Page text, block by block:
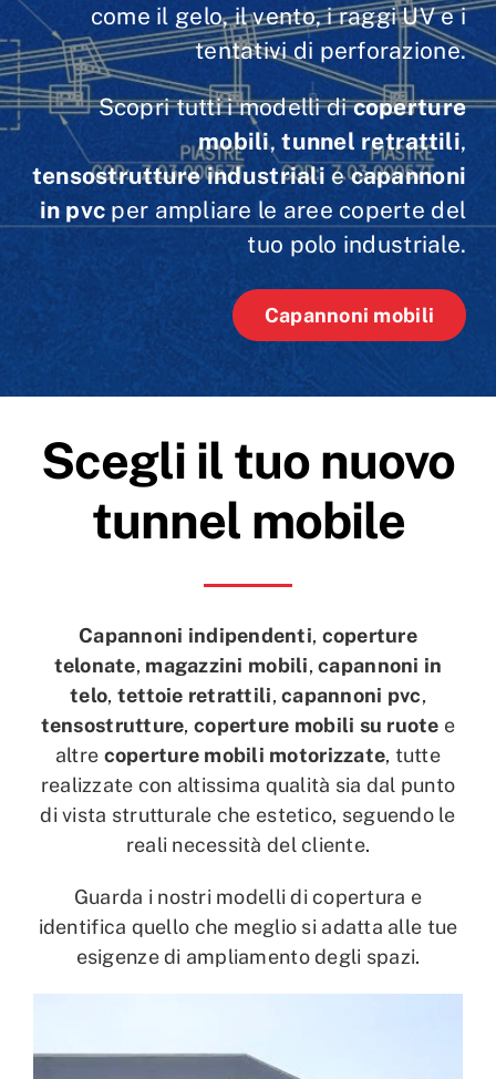
come il gelo, il vento, i raggi UV e i
tentativi di perforazione.
Scopri tutti i modelli dicoperture
mobili,tunnel retrattili,
tensostrutture industriali ecapannoni
in pvc per ampliare le aree coperte del
tuo polo industriale.
Capannoni mobili
Scegli il tuo nuovo
tunnel mobile
Capannoni indipendenti, coperture
telonate, magazzini mobili,capannoni in
telo, tettoie retrattili,capannoni pvc,
tensostrutture,coperture mobili su ruote e
altre coperture mobili motorizzate, tutte
realizzate con altissima qualità sia dal punto
di vista strutturale che estetico, seguendo le
reali necessità del cliente.
Guarda i nostri modelli di copertura e
identifica quello che meglio si adatta alle tue
esigenze di ampliamento degli spazi.